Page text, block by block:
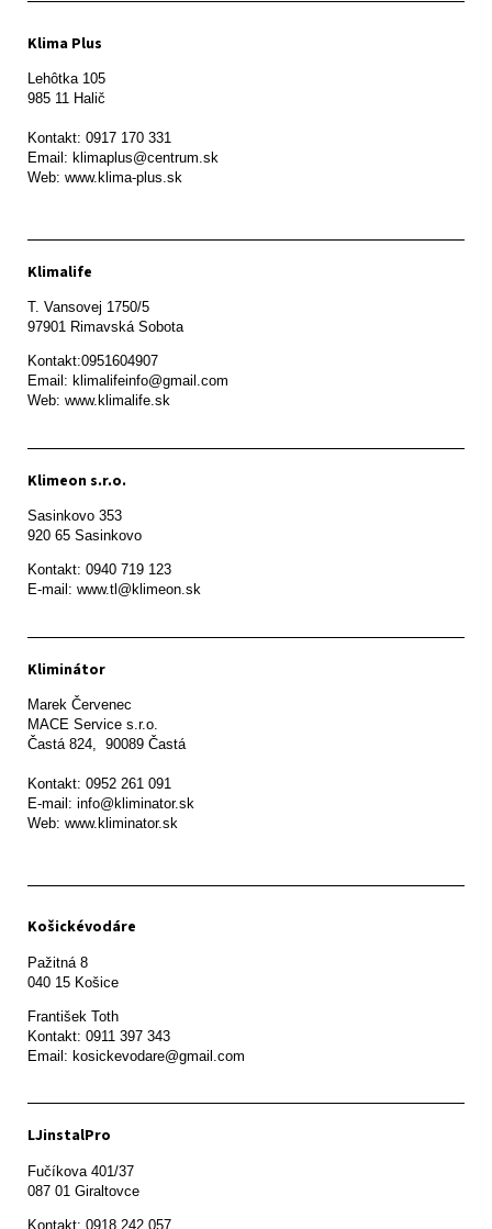
Klima Plus
Lehôtka 105
985 11 Halič
Kontakt: 0917 170 331
Email: klimaplus@centrum.sk
Klimalife
T. Vansovej 1750/5
97901 Rimavská Sobota
Kontakt:0951604907
Email: klimalifeinfo@gmail.com
Web: www.klimalife.sk
Klimeon s.r.o.
Sasinkovo 353
920 65 Sasinkovo
Kontakt: 0940 719 123
E-mail: www.tl@klimeon.sk
Kliminátor
Marek Červenec
MACE Service s.r.o.
Častá 824,  90089 Častá
Kontakt: 0952 261 091
E-mail: info@kliminator.sk
Web: www.kliminator.sk
Košickévodáre
Pažitná 8
František Toth
Kontakt: 0911 397 343
Email: kosickevodare@gmail.com
LJinstalPro
Fučíkova 401/37
087 01 Giraltovce
Kontakt: 0918 242 057